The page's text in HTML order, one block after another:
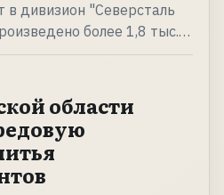
в дивизион "Северсталь
более 1,8 тыс.…
области